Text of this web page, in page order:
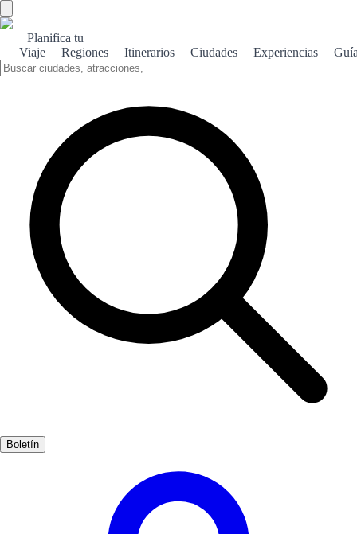
Planifica tu
Viaje
Regiones Itinerarios Ciudades Experiencias
Boletín
Descubre la rica historia medieval de Burgos, donde cada rincón
cuenta una historia de caballeros, castillos y catedrales
impresionantes.
Sobre el tema
Burgos, una de las ciudades más emblemáticas de Castilla y León,
es un verdadero tesoro del patrimonio medieval español. Su
impresionante catedral, declarada Patrimonio de la Humanidad por
la UNESCO, es un ejemplo sublime de la arquitectura gótica y un
símbolo de la ciudad. Pasear por sus calles empedradas es como
retroceder en el tiempo, rodeado de edificios que narran la historia
de un pasado glorioso. El Castillo de Burgos, que se alza sobre la
ciudad, ofrece vistas panorámicas que quitan el aliento. Este antiguo
los restos de la muralla medieval te invitan a explorar la historia
defensiva de la ciudad. No puedes dejar de visitar el Monasterio de
las Huelgas, un lugar donde la historia y la espiritualidad se
entrelazan. Este monasterio, fundado en el siglo XII, alberga un